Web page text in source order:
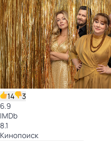
14
3
6.9
IMDb
8.1
Кинопоиск